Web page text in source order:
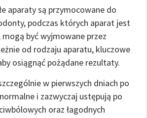
aparaty są przymocowane do
podczas których aparat jest
być wyjmowane przez
od rodzaju aparatu, kluczowe
osiągnąć pożądane rezultaty.
w pierwszych dniach po
i zazwyczaj ustępują po
oraz łagodnych